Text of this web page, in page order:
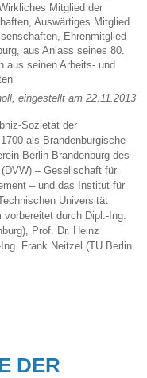
Mitglied der
Auswärtiges Mitglied
Ehrenmitglied
aus Anlass seines 80.
aus seinen Arbeits- und
eingestellt am 22.11.2013
Sozietät der
als Brandenburgische
Berlin-Brandenburg des
– Gesellschaft für
– und das Institut für
Universität
vorbereitet durch Dipl.-Ing.
Prof. Dr. Heinz
Frank Neitzel (TU Berlin
DER